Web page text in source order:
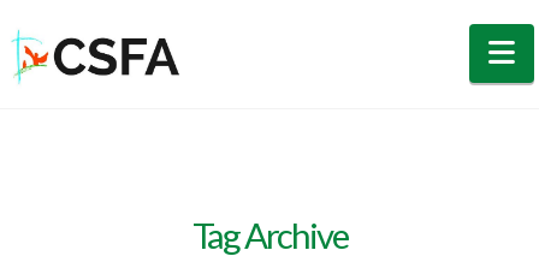
Tag Archive